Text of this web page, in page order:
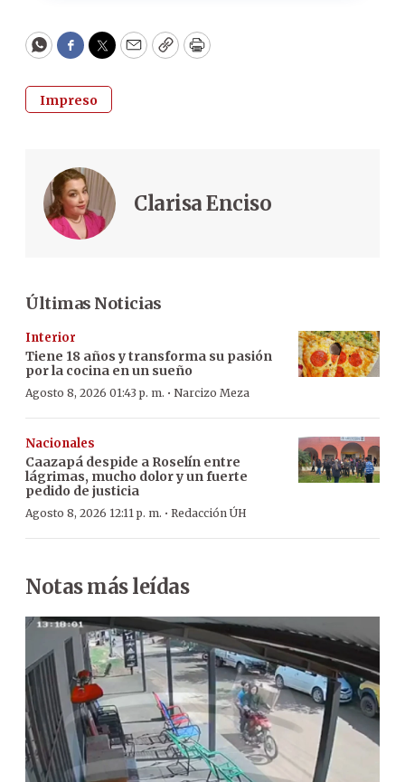
WhatsApp
Facebook
Twitter
EmailCopyPrint
Impreso
Clarisa Enciso
Últimas Noticias
Interior
Tiene 18 años y transforma su pasión
por la cocina en un sueño
Agosto 8, 2026 01:43 p. m. · Narcizo Meza
Nacionales
Caazapá despide a Roselín entre
lágrimas, mucho dolor y un fuerte
pedido de justicia
Agosto 8, 2026 12:11 p. m. · Redacción ÚH
Notas más leídas